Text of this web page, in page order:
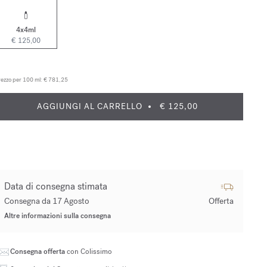
4x4ml
€ 125,00
per 100 ml: € 781,25
AGGIUNGI AL CARRELLO € 125,00
Data di consegna stimata
Consegna da 17 Agosto Offerta
Altre informazioni sulla consegna
Consegna offertacon Colissimo